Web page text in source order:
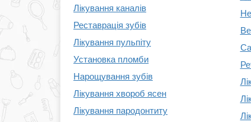
Лікування каналів
Реставрація зубів
Лікування пульпіту
Установка пломби
Нарощування зубів
Лікування хвороб ясен
Лікування пародонтиту